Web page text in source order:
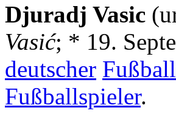
Djuradj Vasic
Vasić; * 19.
deutscher
Fußballspieler.